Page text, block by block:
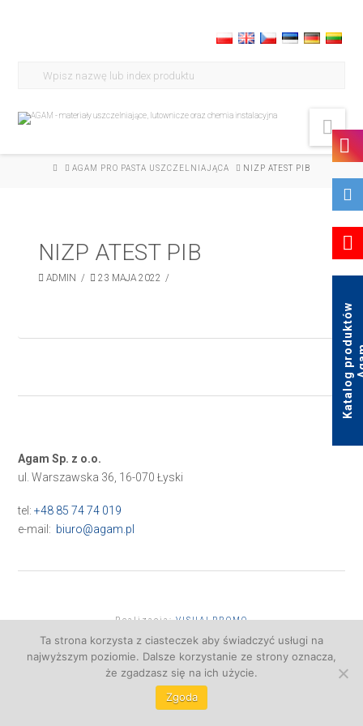
HOMEAGAM PRO PASTA USZCZELNIAJĄCA NIZP ATEST PIB
NIZP ATEST PIB
ADMIN 23 MAJA 2022
Agam Sp. z o.o.
ul. Warszawska 36, 16-070 Łyski
tel:+48 85 74 74 019
e-mail: biuro@agam.pl
Realizacja:VISUALPROMO
K
a
t
a
l
o
g
p
r
o
d
u
k
t
ó
w
A
g
a
Ta strona korzysta z ciasteczek aby świadczyć usługi na
najwyższym poziomie. Dalsze korzystanie ze strony oznacza,
że zgadzasz się na ich użycie.
Zgoda